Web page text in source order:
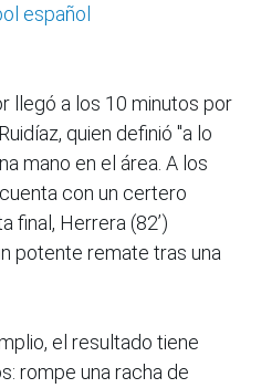
español
llegó a los 10 minutos por
quien definió "a lo
mano en el área. A los
con un certero
final, Herrera (82’)
potente remate tras una
el resultado tiene
rompe una racha de